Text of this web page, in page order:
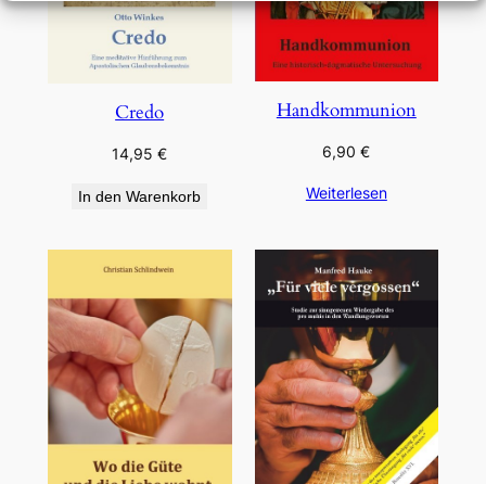
Credo
14,95€
In den Warenkorb
Handkommunion
6,90€
Weiterlesen